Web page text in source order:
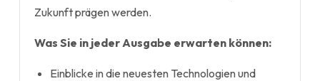
Zukunft prägen werden.
Was Sie in jeder Ausgabe erwarten können:
Einblicke in die neuesten Technologien und